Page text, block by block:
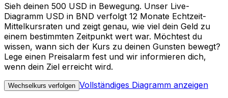
Sieh deinen 500 USD in Bewegung. Unser Live-
Diagramm USD in BND verfolgt 12 Monate Echtzeit-
Mittelkursraten und zeigt genau, wie viel dein Geld zu
einem bestimmten Zeitpunkt wert war. Möchtest du
wissen, wann sich der Kurs zu deinen Gunsten bewegt?
Lege einen Preisalarm fest und wir informieren dich,
wenn dein Ziel erreicht wird.
Wechselkurs verfolgen Vollständiges Diagramm anzeigen